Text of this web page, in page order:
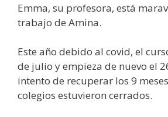
Emma, su profesora, está
trabajo de Amina.
Este año debido al covid, el
de julio y empieza de nuevo el
intento de recuperar los 9
colegios estuvieron cerrados.